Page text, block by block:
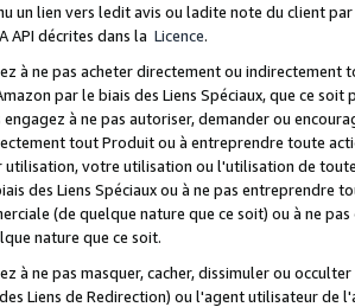
un lien vers ledit avis ou ladite note du client
API décrites dans la Licence.
à ne pas acheter directement ou
par le biais des Liens Spéciaux, que ce
à ne pas autoriser, demander ou
tout Produit ou à entreprendre toute
utilisation, votre utilisation ou l'utilisation de
des Liens Spéciaux ou à ne pas entreprendre
(de quelque nature que ce soit) ou à ne
nature que ce soit.
à ne pas masquer, cacher, dissimuler ou
Liens de Redirection) ou l'agent utilisateur